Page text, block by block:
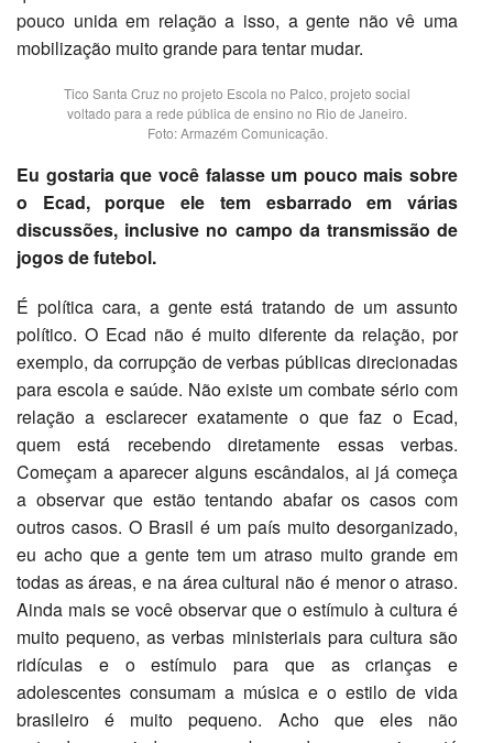
pouco unida em relação a isso, a gente não vê uma
mobilização muito grande para tentar mudar.
Tico Santa Cruz no projeto Escola no Palco, projeto social
voltado para a rede pública de ensino no Rio de Janeiro.
Foto: Armazém Comunicação.
Eu gostaria que você falasse um pouco mais sobre
o Ecad, porque ele tem esbarrado em várias
discussões, inclusive no campo da transmissão de
jogos de futebol.
É política cara, a gente está tratando de um assunto
político. O Ecad não é muito diferente da relação, por
exemplo, da corrupção de verbas públicas direcionadas
para escola e saúde. Não existe um combate sério com
relação a esclarecer exatamente o que faz o Ecad,
quem está recebendo diretamente essas verbas.
Começam a aparecer alguns escândalos, ai já começa
a observar que estão tentando abafar os casos com
outros casos. O Brasil é um país muito desorganizado,
eu acho que a gente tem um atraso muito grande em
todas as áreas, e na área cultural não é menor o atraso.
Ainda mais se você observar que o estímulo à cultura é
muito pequeno, as verbas ministeriais para cultura são
ridículas e o estímulo para que as crianças e
adolescentes consumam a música e o estilo de vida
brasileiro é muito pequeno. Acho que eles não